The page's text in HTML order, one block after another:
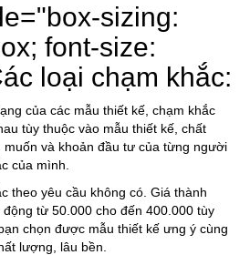
sizing:
font-size:
loại chạm khắc:
của các mẫu thiết kế, chạm khắc
tùy thuộc vào mẫu thiết kế, chất
và khoản đầu tư của từng người
của mình.
theo yêu cầu không có. Giá thành
từ 50.000 cho đến 400.000 tùy
chọn được mẫu thiết kế ưng ý cùng
lượng, lâu bền.